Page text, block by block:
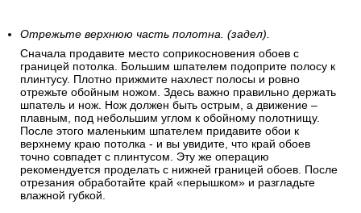
Отрежьте верхнюю часть полотна. (задел).
Сначала продавите место соприкосновения обоев с
границей потолка. Большим шпателем подоприте полосу к
плинтусу. Плотно прижмите нахлест полосы и ровно
отрежьте обойным ножом. Здесь важно правильно держать
шпатель и нож. Нож должен быть острым, а движение –
плавным, под небольшим углом к обойному полотнищу.
После этого маленьким шпателем придавите обои к
верхнему краю потолка - и вы увидите, что край обоев
точно совпадет с плинтусом. Эту же операцию
рекомендуется проделать с нижней границей обоев. После
отрезания обработайте край «перышком» и разгладьте
влажной губкой.